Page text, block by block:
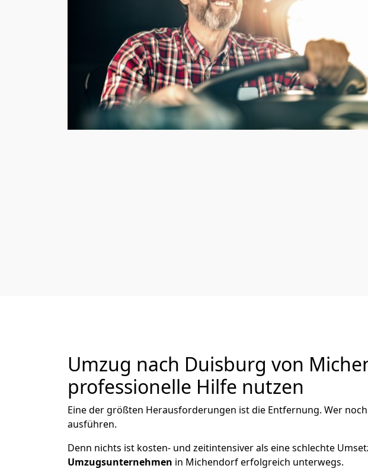
Umzug nach Duisburg von
professionelle Hilfe nutzen
Eine der größten Herausforderungen ist die Entfernung. Wer
ausführen.
Denn nichts ist kosten- und zeitintensiver als eine schlechte
Umzugsunternehmen in Michendorf erfolgreich unterwegs.